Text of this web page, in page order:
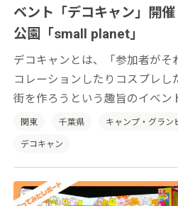
ベント「デコキャン」開
公園「small planet」
デコキャンとは、「参加者がそ
コレーションしたりコスプレし
街を作ろうという趣旨のイベン
の土地の特性を活かした「デコ
たいと考えております。
関東 千葉県 キャンプ・グラン
デコキャン